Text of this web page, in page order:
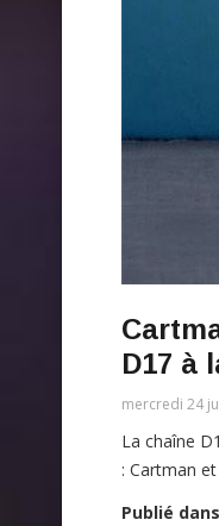
D17 à
mercredi 24
La chaîne
: Cartman
Publié dans